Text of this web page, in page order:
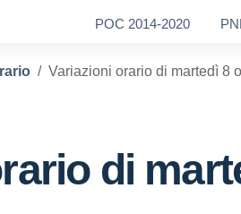
POC 2014-2020
Variazioni orario di martedì 8
di